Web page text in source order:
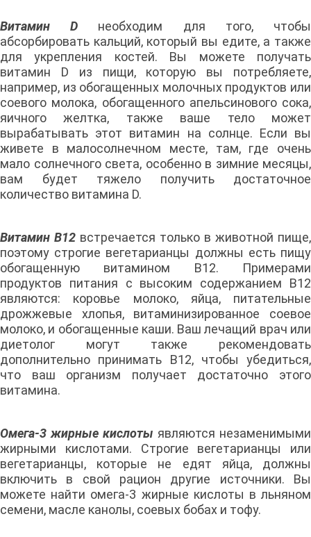
Витамин D необходим для того, чтобы
абсорбировать кальций, который вы едите, а также
для укрепления костей. Вы можете получать
витамин D из пищи, которую вы потребляете,
например, из обогащенных молочных продуктов или
соевого молока, обогащенного апельсинового сока,
яичного желтка, также ваше тело может
вырабатывать этот витамин на солнце. Если вы
живете в малосолнечном месте, там, где очень
мало солнечного света, особенно в зимние месяцы,
вам будет тяжело получить достаточное
количество витамина D.
Витамин В12 встречается только в животной пище,
поэтому строгие вегетарианцы должны есть пищу
обогащенную витамином В12. Примерами
продуктов питания с высоким содержанием В12
являются: коровье молоко, яйца, питательные
дрожжевые хлопья, витаминизированное соевое
молоко, и обогащенные каши. Ваш лечащий врач или
диетолог могут также рекомендовать
дополнительно принимать B12, чтобы убедиться,
что ваш организм получает достаточно этого
витамина.
Омега-3 жирные кислоты являются незаменимыми
жирными кислотами. Строгие вегетарианцы или
вегетарианцы, которые не едят яйца, должны
включить в свой рацион другие источники. Вы
можете найти омега-3 жирные кислоты в льняном
семени, масле канолы, соевых бобах и тофу.